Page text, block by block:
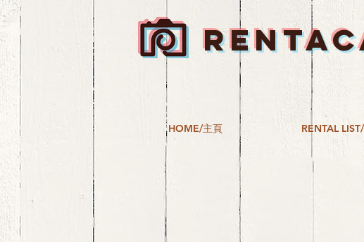
HOME/主頁 RENTAL